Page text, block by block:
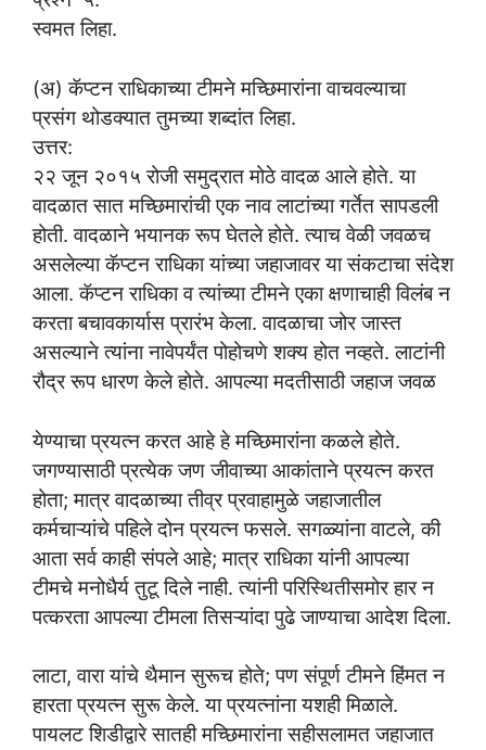
स्वमत लिहा.
(अ) कॅप्टन राधिकाच्या टीमने मच्छिमारांना वाचवल्याचा
प्रसंग थोडक्यात तुमच्या शब्दांत लिहा.
उत्तर:
२२ जून २०१५ रोजी समुद्रात मोठे वादळ आले होते. या
वादळात सात मच्छिमारांची एक नाव लाटांच्या गर्तेत सापडली
होती. वादळाने भयानक रूप घेतले होते. त्याच वेळी जवळच
असलेल्या कॅप्टन राधिका यांच्या जहाजावर या संकटाचा संदेश
आला. कॅप्टन राधिका व त्यांच्या टीमने एका क्षणाचाही विलंब न
करता बचावकार्यास प्रारंभ केला. वादळाचा जोर जास्त
असल्याने त्यांना नावेपर्यंत पोहोचणे शक्य होत नव्हते. लाटांनी
रौद्र रूप धारण केले होते. आपल्या मदतीसाठी जहाज जवळ
येण्याचा प्रयत्न करत आहे हे मच्छिमारांना कळले होते.
जगण्यासाठी प्रत्येक जण जीवाच्या आकांताने प्रयत्न करत
होता; मात्र वादळाच्या तीव्र प्रवाहामुळे जहाजातील
कर्मचाऱ्यांचे पहिले दोन प्रयत्न फसले. सगळ्यांना वाटले, की
आता सर्व काही संपले आहे; मात्र राधिका यांनी आपल्या
टीमचे मनोधैर्य तुटू दिले नाही. त्यांनी परिस्थितीसमोर हार न
पत्करता आपल्या टीमला तिसऱ्यांदा पुढे जाण्याचा आदेश दिला.
लाटा, वारा यांचे थैमान सुरूच होते; पण संपूर्ण टीमने हिंमत न
हारता प्रयत्न सुरू केले. या प्रयत्नांना यशही मिळाले.
पायलट शिडीद्वारे सातही मच्छिमारांना सहीसलामत जहाजात